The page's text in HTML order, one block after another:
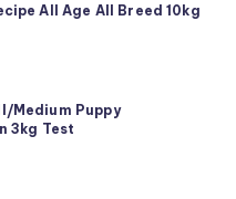
All Age All Breed 10kg
Medium Puppy
3kg Test